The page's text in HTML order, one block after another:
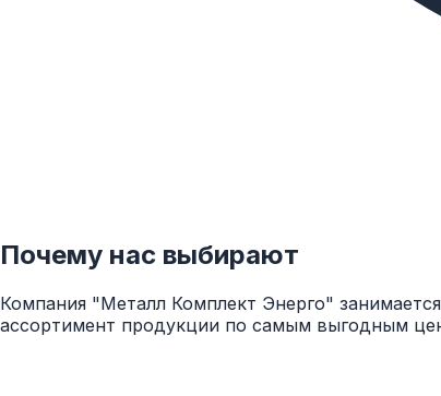
Почему нас выбирают
Компания "Металл Комплект Энерго"
ассортимент продукции по самым выгодным